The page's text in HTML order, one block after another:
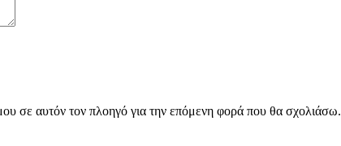
σε αυτόν τον πλοηγό για την επόμενη φορά που θα σχολιάσω.